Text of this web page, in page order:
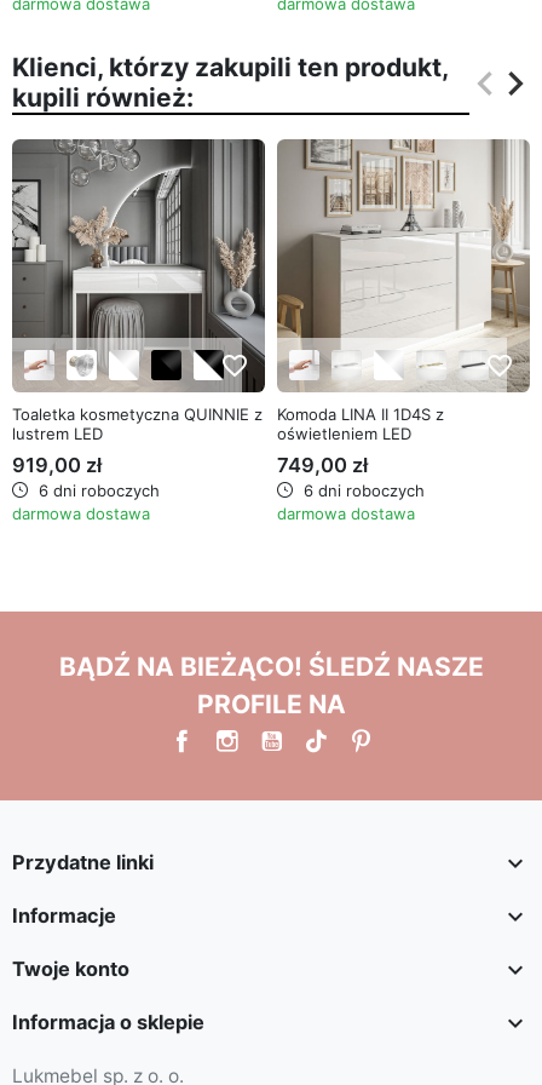
Klienci, którzy zakupili ten produkt,
kupili również:
keyboard_arrow_left
keyboard_arrow_right
favorite_border
Toaletka kosmetyczna QUINNIE z
lustrem LED
919,00 zł
6 dni roboczych
darmowa dostawa
favorite_border
Komoda LINA II 1D4S z
oświetleniem LED
749,00 zł
6 dni roboczych
darmowa dostawa
BĄDŹ NA BIEŻĄCO! ŚLEDŹ NASZE
PROFILE NA
Przydatne linki 
Informacje 
Twoje konto 
Informacja o sklepie 
Lukmebel sp. z o. o.